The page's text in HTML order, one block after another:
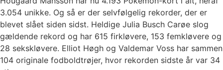
3.054 unikke. Og så er der selvfølgelig rekorder, der er
blevet slået siden sidst. Heldige Julia Busch Carøe slog
gældende rekord og har 615 firkløvere, 153 femkløvere og
28 sekskløvere. Elliot Høgh og Valdemar Voss har sammen
104 originale fodboldtrøjer, hvor rekorden sidste år var 34